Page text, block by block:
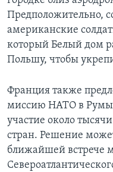
Предположительно,
американские
который Белый дом
Польшу, чтобы
Франция также
миссию НАТО в
участие около
стран. Решение
ближайшей встрече